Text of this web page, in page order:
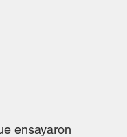
ensayaron